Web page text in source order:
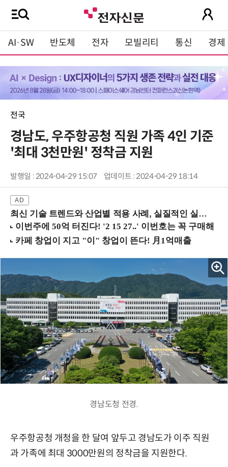
AI·SW 반도체 전자 모빌리티 통신 경제
전국
경남도, 우주항공청 직원 가족 4인 기준
'최대 3천만원' 정착금 지원
발행일 : 2024-04-29 15:07 업데이트 : 2024-04-29 18:14
최신 기술 트렌드와 산업별 적용 사례, 실질적인 실행 전략을 공유 (9/18 양재역)
경남도청 전경.
우주항공청 개청을 한 달여 앞두고 경남도가 이주 직원
과 가족에 최대 3000만원의 정착금을 지원한다.